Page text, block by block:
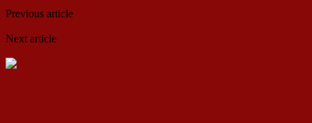
Previous article
Next article